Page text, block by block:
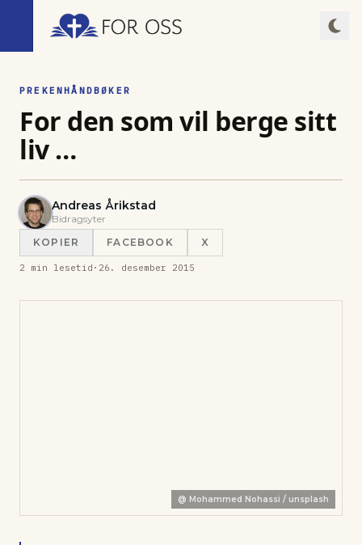
PREKENHÅNDBØKER
For den som vil berge sitt
liv …
Andreas Årikstad
Bidragsyter
KOPIER
FACEBOOK X
2 min lesetid · 26. desember 2015
@ Mohammed Nohassi / unsplash